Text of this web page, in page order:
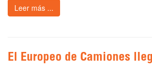
Leer más ...
El Europeo de Camiones